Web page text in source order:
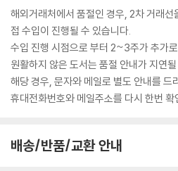
해외거래처에서 품절인 경우, 2차 거래선
접 수입이 진행될 수 있습니다.
수입 진행 시점으로 부터 2~3주가 추가
원활하지 않은 도서는 품절 안내가 지연
해당 경우, 문자와 메일로 별도 안내를 드
휴대전화번호와 메일주소를 다시 한번
배송/반품/교환 안내